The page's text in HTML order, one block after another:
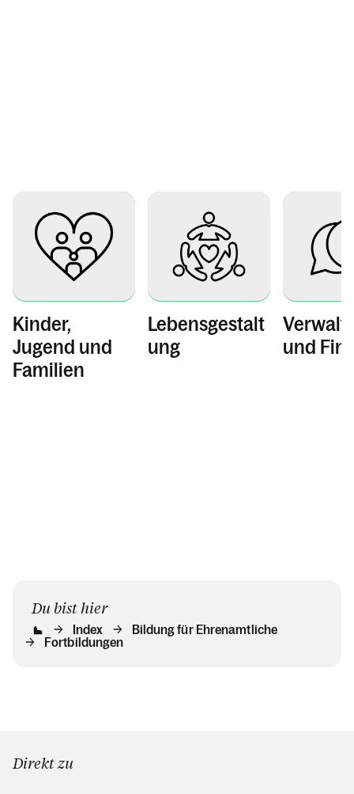
Kinder,
Jugend und
Familien
Lebensgestalt
ung
und
Du bist hier
Index
Bildung für Ehrenamtliche
Fortbildungen
Direkt zu